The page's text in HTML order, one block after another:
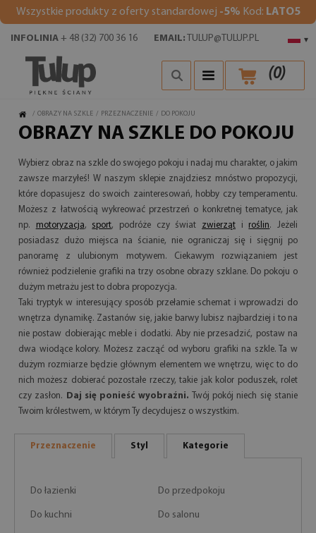
Wszystkie produkty z oferty standardowej -5% Kod: LATO5
▾
INFOLINIA + 48 (32) 700 36 16 EMAIL: TULUP@TULUP.PL
(0)
/ OBRAZY NA SZKLE / PRZEZNACZENIE / DO POKOJU
OBRAZY NA SZKLE DO POKOJU
Wybierz obraz na szkle do swojego pokoju i nadaj mu charakter, o jakim
zawsze marzyłeś! W naszym sklepie znajdziesz mnóstwo propozycji,
które dopasujesz do swoich zainteresowań, hobby czy temperamentu.
Możesz z łatwością wykreować przestrzeń o konkretnej tematyce, jak
np.
motoryzacja, sport, podróże czy świat zwierząt i roślin. Jeżeli
posiadasz dużo miejsca na ścianie, nie ograniczaj się i sięgnij po
panoramę z ulubionym motywem. Ciekawym rozwiązaniem jest
również podzielenie grafiki na trzy osobne obrazy szklane. Do pokoju o
dużym metrażu jest to dobra propozycja.
Taki tryptyk w interesujący sposób przełamie schemat i wprowadzi do
wnętrza dynamikę. Zastanów się, jakie barwy lubisz najbardziej i to na
nie postaw dobierając meble i dodatki. Aby nie przesadzić, postaw na
dwa wiodące kolory. Możesz zacząć od wyboru grafiki na szkle. Ta w
dużym rozmiarze będzie głównym elementem we wnętrzu, więc to do
nich możesz dobierać pozostałe rzeczy, takie jak kolor poduszek, rolet
czy zasłon.
Daj się ponieść wyobraźni.
Twój pokój niech się stanie
Twoim królestwem, w którym Ty decydujesz o wszystkim.
Przeznaczenie Styl Kategorie
Do łazienki Do przedpokoju
Do kuchni Do salonu